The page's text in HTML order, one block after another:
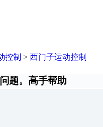
控制 > 西门子运动控制
题。高手帮助